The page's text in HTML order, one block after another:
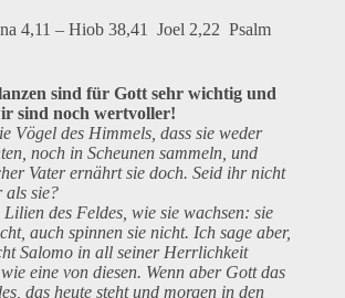
4,11 – Hiob 38,41  Joel 2,22  Psalm
sind für Gott sehr wichtig und
sind noch wertvoller!
Vögel des Himmels, dass sie weder
noch in Scheunen sammeln, und
Vater ernährt sie doch. Seid ihr nicht
als sie?
des Feldes, wie sie wachsen: sie
auch spinnen sie nicht. Ich sage aber,
Salomo in all seiner Herrlichkeit
eine von diesen. Wenn aber Gott das
das heute steht und morgen in den